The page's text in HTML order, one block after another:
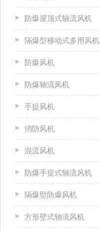
防爆屋顶式轴流风机
隔爆型移动式多用风机
防爆风机
防爆轴流风机
手提风机
消防风机
混流风机
防爆手提式轴流风机
隔爆型防爆风机
方形壁式轴流风机